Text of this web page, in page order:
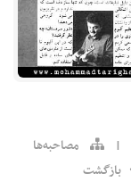
|
مصاحبه‌ها
بازگشت